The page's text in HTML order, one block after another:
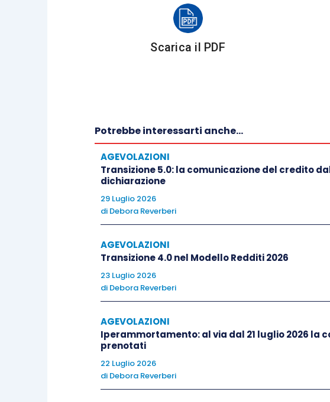
La norma richiama espressamente gli
interessate sono quelle
dell’autore o inventore di
formule;
per prestazioni di lavoro autonomo
stabili organizzazioni in Italiadi soggetti non
redditi dilavoro dipendente
provvigioniper le prestazioni anche
commissione
procacciamento d’affari
Come si vede, l’elencazione è piuttosto ampia
e
loro.
Scarica il PDF
Potrebbe interessarti anche...
AGEVOLAZIONI
Transizione 5.0: la comunicazione del credito
dichiarazione
29 Luglio 2026
di Debora Reverberi
AGEVOLAZIONI
Transizione 4.0 nel Modello Redditi 2026
23 Luglio 2026
di Debora Reverberi
AGEVOLAZIONI
Iperammortamento: al via dal 21 luglio 2026 la
prenotati
22 Luglio 2026
di Debora Reverberi